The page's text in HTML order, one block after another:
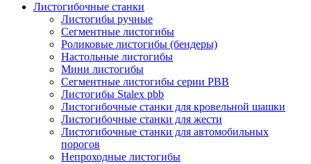
Листогибочные станки
Листогибы ручные
Сегментные листогибы
Роликовые листогибы (бендеры)
Настольные листогибы
Мини листогибы
Сегментные листогибы серии PBB
Листогибы Stalex pbb
Листогибочные станки для кровельной шашки
Листогибочные станки для жести
Листогибочные станки для автомобильных
порогов
Непроходные листогибы